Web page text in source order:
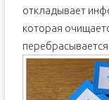
откладывает
которая